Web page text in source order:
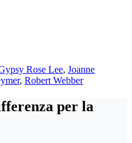
Rose Lee, Joanne
, Robert Webber
per la